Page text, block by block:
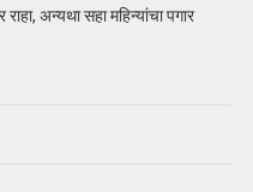
अन्यथा सहा महिन्यांचा पगार